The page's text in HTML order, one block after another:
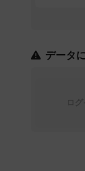
データ